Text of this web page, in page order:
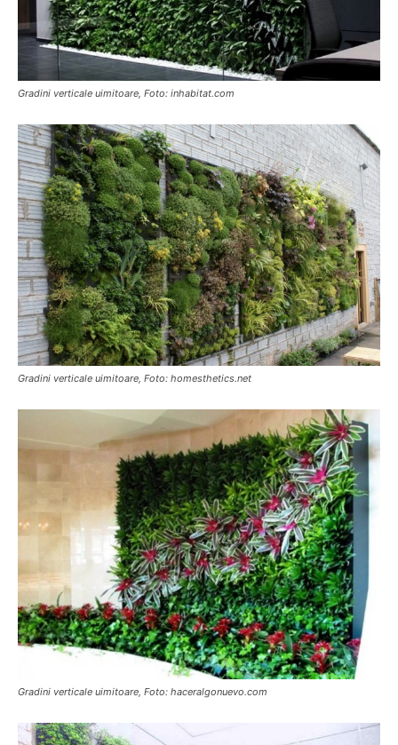
Gradini verticale uimitoare, Foto: inhabitat.com
Gradini verticale uimitoare, Foto: homesthetics.net
Gradini verticale uimitoare, Foto: haceralgonuevo.com